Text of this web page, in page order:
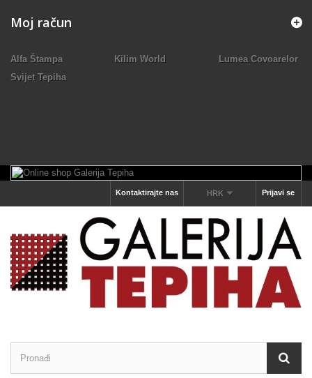
Moj račun
Alfa Štampa Kilim World
Lumea Covoarelor
Svijet Tepiha
Prijavi se
HRK
Kontaktirajte nas